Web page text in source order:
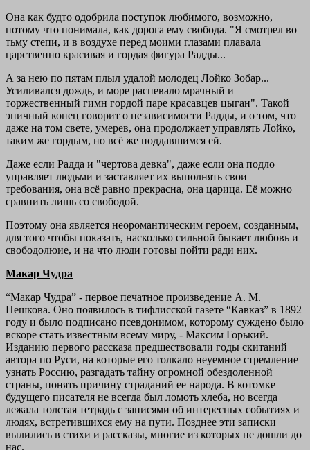
Она как будто одобрила поступок любимого, возможно,
потому что понимала, как дорога ему свобода. "Я смотрел во
тьму степи, и в воздухе перед моими глазами плавала
царственно красивая и гордая фигура Радды...
А за нею по пятам плыл удалой молодец Лойко Зобар...
Усиливался дождь, и море распевало мрачный и
торжественный гимн гордой паре красавцев цыган". Такой
эпичный конец говорит о независимости Радды, и о том, что
даже на том свете, умерев, она продолжает управлять Лойко,
таким же гордым, но всё же поддавшимся ей.
Даже если Радда и "чертова девка", даже если она подло
управляет людьми и заставляет их выполнять свои
требования, она всё равно прекрасна, она царица. Её можно
сравнить лишь со свободой.
Поэтому она является неоромантическим героем, созданным,
для того чтобы показать, насколько сильной бывает любовь и
свободолюие, и на что люди готовы пойти ради них.
Макар Чудра
“Макар Чудра” - первое печатное произведение А. М.
Пешкова. Оно появилось в тифлисской газете “Кавказ” в 1892
году и было подписано псевдонимом, которому суждено было
вскоре стать известным всему миру, - Максим Горький.
Изданию первого рассказа предшествовали годы скитаний
автора по Руси, на которые его толкало неуемное стремление
узнать Россию, разгадать тайну огромной обездоленной
страны, понять причину страданий ее народа. В котомке
будущего писателя не всегда был ломоть хлеба, но всегда
лежала толстая тетрадь с записями об интересных событиях и
людях, встретившихся ему на пути. Позднее эти записки
вылились в стихи и рассказы, многие из которых не дошли до
нас.